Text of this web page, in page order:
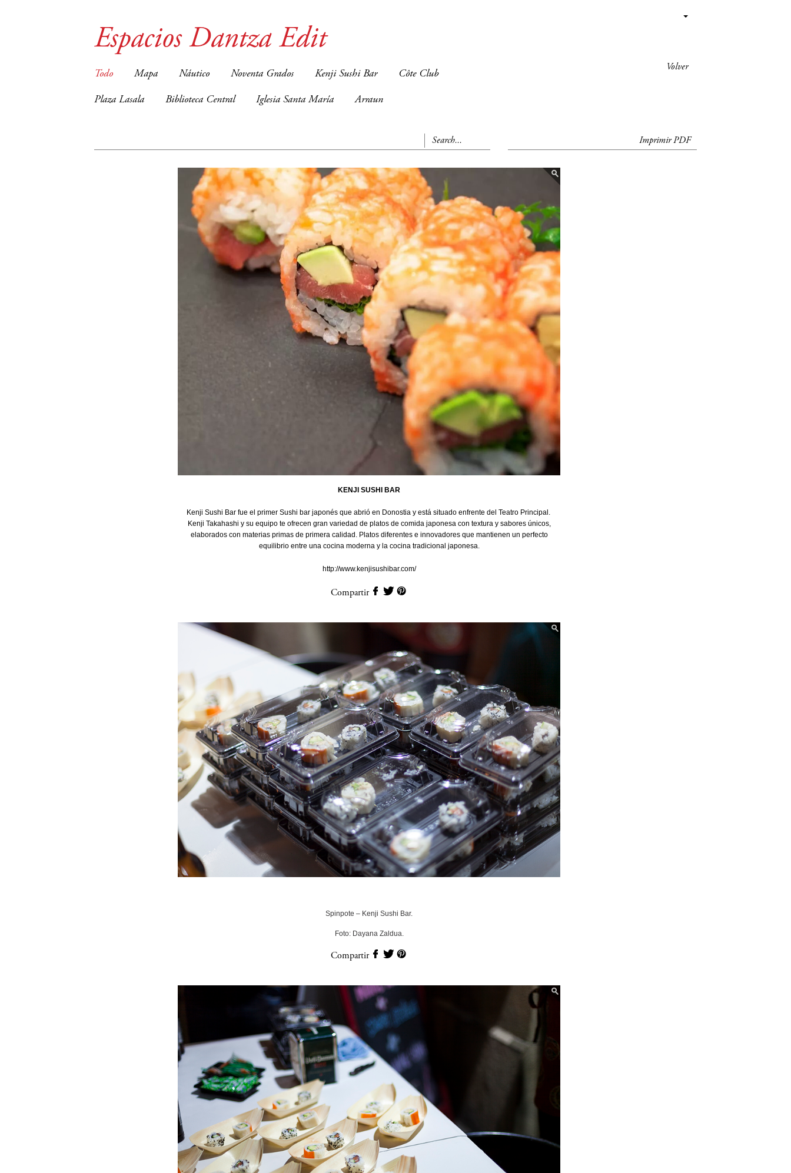
Volver
Espacios Dantza Edit
Todo Mapa Náutico Noventa Grados Kenji Sushi Bar Côte Club
Plaza Lasala Biblioteca Central Iglesia Santa María Arraun
Imprimir PDF
KENJI SUSHI BAR
Kenji Sushi Bar fue el primer Sushi bar japonés que abrió en Donostia y está situado enfrente del Teatro Principal.
Kenji Takahashi y su equipo te ofrecen gran variedad de platos de comida japonesa con textura y sabores únicos,
elaborados con materias primas de primera calidad. Platos diferentes e innovadores que mantienen un perfecto
equilibrio entre una cocina moderna y la cocina tradicional japonesa.
http://www.kenjisushibar.com/
Compartir
Spinpote – Kenji Sushi Bar.
Foto: Dayana Zaldua.
Compartir